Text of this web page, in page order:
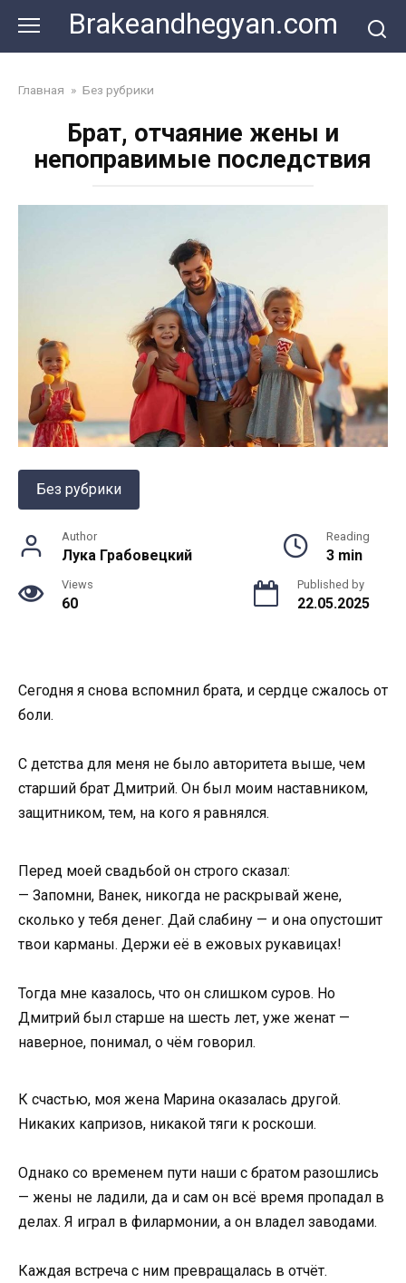
content
Brakeandhegyan.com
Главная » Без рубрики
Брат, отчаяние жены и
непоправимые последствия
Без рубрики
Author
Лука Грабовецкий
Reading
3 min
Views
60
Published by
22.05.2025
Сегодня я снова вспомнил брата, и сердце сжалось от
боли.
С детства для меня не было авторитета выше, чем
старший брат Дмитрий. Он был моим наставником,
защитником, тем, на кого я равнялся.
Перед моей свадьбой он строго сказал:
— Запомни, Ванек, никогда не раскрывай жене,
сколько у тебя денег. Дай слабину — и она опустошит
твои карманы. Держи её в ежовых рукавицах!
Тогда мне казалось, что он слишком суров. Но
Дмитрий был старше на шесть лет, уже женат —
наверное, понимал, о чём говорил.
К счастью, моя жена Марина оказалась другой.
Никаких капризов, никакой тяги к роскоши.
Однако со временем пути наши с братом разошлись
— жены не ладили, да и сам он всё время пропадал в
делах. Я играл в филармонии, а он владел заводами.
Каждая встреча с ним превращалась в отчёт.